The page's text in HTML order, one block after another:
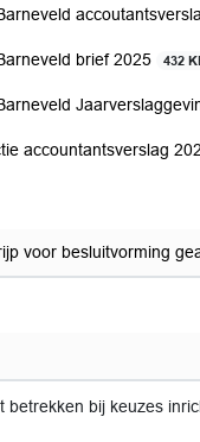
brief 2025 432
accountantsverslag
voor besluitvorming
betrekken bij keuzes